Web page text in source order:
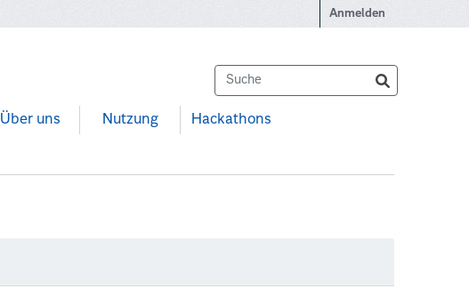
Anmelden
Über uns Nutzung Hackathons